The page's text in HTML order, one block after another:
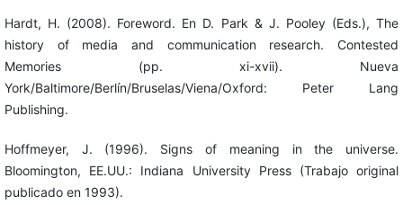
Hardt, H. (2008). Foreword. En D. Park & J. Pooley (Eds.), The
history of media and communication research. Contested
Memories (pp. xi-xvii). Nueva
York/Baltimore/Berlín/Bruselas/Viena/Oxford: Peter Lang
Publishing.
Hoffmeyer, J. (1996). Signs of meaning in the universe.
Bloomington, EE.UU.: Indiana University Press (Trabajo original
publicado en 1993).